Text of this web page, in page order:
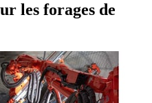
les forages de